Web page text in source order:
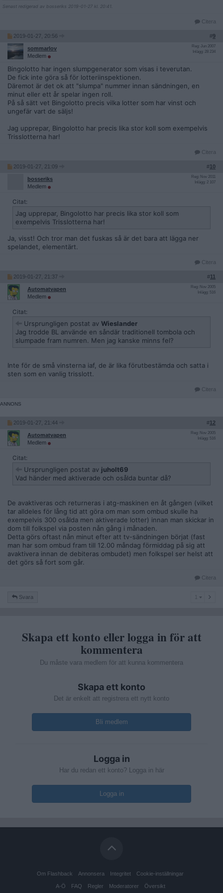
Senast redigerad av bosseriks 2019-01-27 kl. 20:41.
Citera
2019-01-27, 20:56 #9
sommarlov
Medlem
Reg: Jun 2007
Inlägg: 28 234
Bingolotto har ingen slumpgenerator som visas i teverutan.
De fick inte göra så för lotteriinspektionen.
Däremot är det ok att "slumpa" nummer innan sändningen, en
minut eller ett år spelar ingen roll.
På så sätt vet Bingolotto precis vilka lotter som har vinst och
ungefär vart de säljs!
Jag upprepar, Bingolotto har precis lika stor koll som exempelvis
Trisslotterna har!
Citera
2019-01-27, 21:09 #10
bosseriks
Medlem
Reg: Nov 2011
Inlägg: 2 107
Citat:
Jag upprepar, Bingolotto har precis lika stor koll som
exempelvis Trisslotterna har!
Ja, visst! Och tror man det fuskas så är det bara att lägga ner
spelandet, elementärt.
Citera
2019-01-27, 21:37 #11
Automatvapen
Medlem
Reg: Nov 2005
Inlägg: 516
Citat:
Ursprungligen postat av Wieslander
Jag trodde BL använde en såndär traditionell tombola och
slumpade fram numren. Men jag kanske minns fel?
Inte för de små vinsterna iaf, de är lika förutbestämda och satta i
sten som en vanlig trisslott.
Citera
2019-01-27, 21:44 #12
Automatvapen
Medlem
Reg: Nov 2005
Inlägg: 516
Citat:
Ursprungligen postat av juholt69
Vad händer med aktiverade och osålda buntar då?
De avaktiveras och returneras i atg-maskinen en åt gången (vilket
tar alldeles för lång tid att göra om man som ombud skulle ha
exempelvis 300 osålda men aktiverade lotter) innan man skickar in
dom till folkspel via posten nån gång i månaden.
Detta görs oftast nån minut efter att tv-sändningen börjat (fast
man har som ombud fram till 12.00 måndag förmiddag på sig att
avaktivera innan de debiteras ombudet) men folkspel ser helst att
det görs så fort som går.
Citera
Svara
Skapa ett konto eller logga in för att
kommentera
Du måste vara medlem för att kunna kommentera
Skapa ett konto
Det är enkelt att registrera ett nytt konto
Bli medlem
Logga in
Har du redan ett konto? Logga in här
Logga in
Om Flashback Annonsera Integritet Cookie-inställningar
A-Ö FAQ Regler Moderatorer Översikt